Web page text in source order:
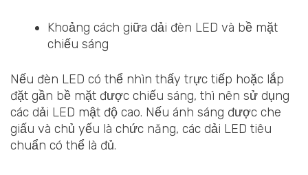
Khoảng cách giữa dải đèn LED và bề mặt
chiếu sáng
Nếu đèn LED có thể nhìn thấy trực tiếp hoặc lắp
đặt gần bề mặt được chiếu sáng, thì nên sử dụng
các dải LED mật độ cao. Nếu ánh sáng được che
giấu và chủ yếu là chức năng, các dải LED tiêu
chuẩn có thể là đủ.